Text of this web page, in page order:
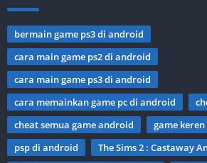
bermain game ps3 di android
cara main game ps2 di android
cara main game ps3 di android
cara memainkan game pc di android
cheat semua game android
game
psp di android
The Sims 2 : Castaway